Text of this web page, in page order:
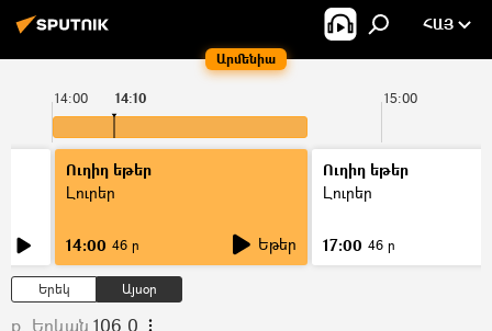
Արմենիա
ՀԱՅ
14:00 15:00
14:10
Ուղիղ եթեր
Լուրեր
14:00 46 ր Եթեր
Ուղիղ եթեր
Լուրեր
17:00 46 ր
Երեկ Այսօր
ք. Երևան 106.0